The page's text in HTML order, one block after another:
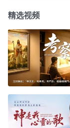
精选视频